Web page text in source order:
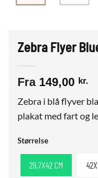
Zebra Flyer
Fra 149,00 kr.
Zebra i blå flyver
plakat med fart og
Størrelse
29,7X42 CM